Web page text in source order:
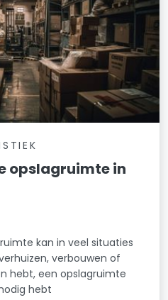
opslagruimte in
kan in veel situaties
verbouwen of
hebt, een opslagruimte
hebt